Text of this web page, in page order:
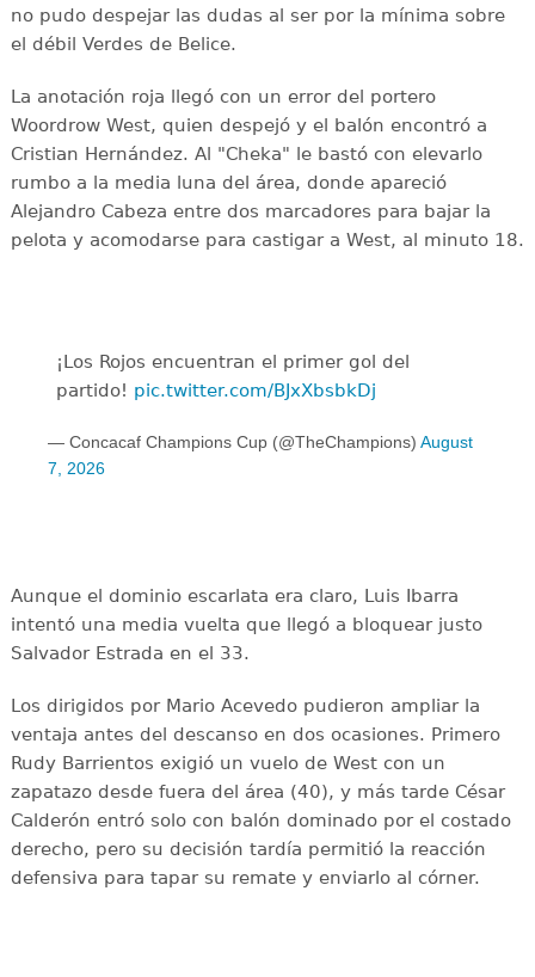
no pudo despejar las dudas al ser por la mínima sobre
el débil Verdes de Belice.
La anotación roja llegó con un error del portero
Woordrow West, quien despejó y el balón encontró a
Cristian Hernández. Al "Cheka" le bastó con elevarlo
rumbo a la media luna del área, donde apareció
Alejandro Cabeza entre dos marcadores para bajar la
pelota y acomodarse para castigar a West, al minuto 18.
¡Los Rojos encuentran el primer gol del
partido! pic.twitter.com/BJxXbsbkDj
— Concacaf Champions Cup (@TheChampions) August
7, 2026
Aunque el dominio escarlata era claro, Luis Ibarra
intentó una media vuelta que llegó a bloquear justo
Salvador Estrada en el 33.
Los dirigidos por Mario Acevedo pudieron ampliar la
ventaja antes del descanso en dos ocasiones. Primero
Rudy Barrientos exigió un vuelo de West con un
zapatazo desde fuera del área (40), y más tarde César
Calderón entró solo con balón dominado por el costado
derecho, pero su decisión tardía permitió la reacción
defensiva para tapar su remate y enviarlo al córner.